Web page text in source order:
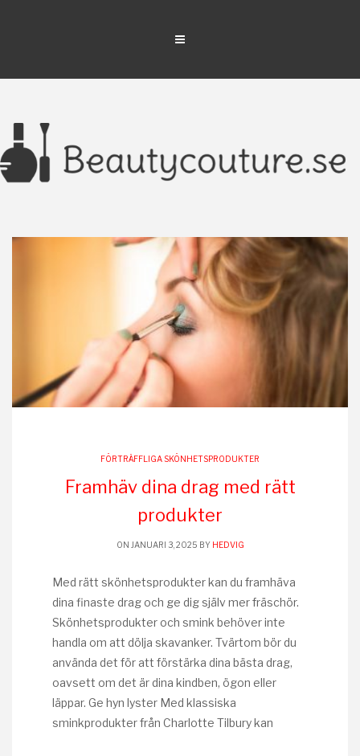
FÖRTRÄFFLIGA SKÖNHETSPRODUKTER
Framhäv dina drag med rätt
produkter
ON JANUARI 3, 2025 BY HEDVIG
Med rätt skönhetsprodukter kan du framhäva
dina finaste drag och ge dig själv mer fräschör.
Skönhetsprodukter och smink behöver inte
handla om att dölja skavanker. Tvärtom bör du
använda det för att förstärka dina bästa drag,
oavsett om det är dina kindben, ögon eller
läppar. Ge hyn lyster Med klassiska
sminkprodukter från Charlotte Tilbury kan